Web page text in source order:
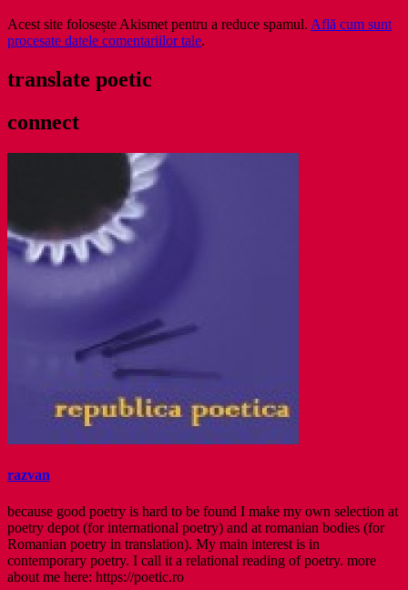
Acest site folosește Akismet pentru a reduce spamul. Află cum sunt
procesate datele comentariilor tale.
translate poetic
connect
razvan
because good poetry is hard to be found I make my own selection at
poetry depot (for international poetry) and at romanian bodies (for
Romanian poetry in translation). My main interest is in
contemporary poetry. I call it a relational reading of poetry. more
about me here: https://poetic.ro